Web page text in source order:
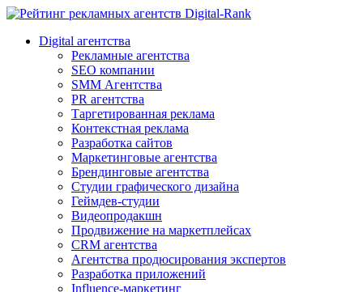
Digital-Rank
Digital агентства
Рекламные агентства
SEO компании
SMM Агентства
PR агентства
Таргетированная реклама
Контекстная реклама
Разработка сайтов
Маркетинговые агентства
Брендинговые агентства
Студии графического дизайна
Геймдев-студии
Видеопродакшн
Продвижение на маркетплейсах
CRM агентства
Агентства продюсирования экспертов
Разработка приложений
Influence-маркетинг